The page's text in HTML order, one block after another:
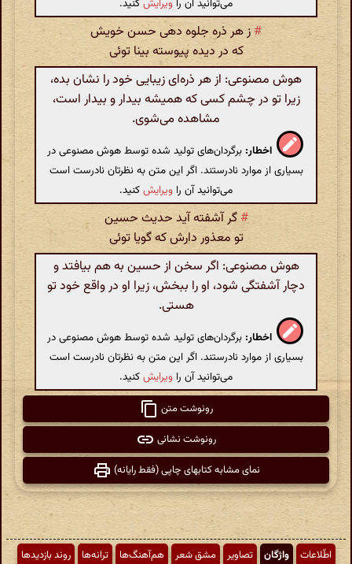
می‌توانید آن را ویرایشکنید.
# ز هر ذره جلوه دهی حسن خویش
که در دیده پیوسته بینا توئی
هوش مصنوعی: از هر ذره‌ای زیبایی خود را نشان بده،
زیرا تو در چشم کسی که همیشه بیدار و بیدار است،
مشاهده می‌شوی.
اخطار: برگردان‌های تولید شده توسط هوش مصنوعی در
بسیاری از موارد نادرستند. اگر این متن به نظرتان نادرست است
می‌توانید آن را ویرایشکنید.
# گر آشفته آید حدیث حسین
تو معذور دارش که گویا توئی
هوش مصنوعی: اگر سخن از حسین به هم بیافتد و
دچار آشفتگی شود، او را ببخش، زیرا او در واقع خود تو
هستی.
اخطار: برگردان‌های تولید شده توسط هوش مصنوعی در
بسیاری از موارد نادرستند. اگر این متن به نظرتان نادرست است
می‌توانید آن را ویرایشکنید.
رونوشت متن
رونوشت نشانی
نمای مشابه کتابهای چاپی (فقط رایانه)
اطّلاعات واژگان تصاویر مشق شعر هم‌آهنگ‌ها ترانه‌ها
روند بازدیدها